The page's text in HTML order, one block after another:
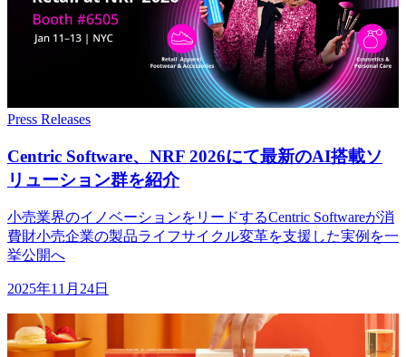
Press Releases
Centric Software、 NRF 2026にて最新のAI搭載ソ
リューション群を紹介
小売業界のイノベーションをリードするCentric Softwareが消
費財小売企業の製品ライフサイクル変革を支援した実例を一
挙公開へ
2025年11月24日